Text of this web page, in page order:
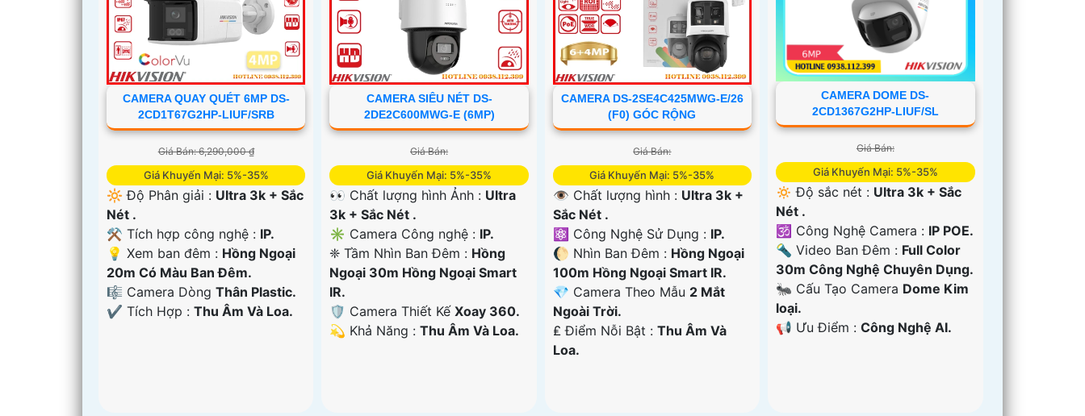
CAMERA QUAY QUÉT 6MP DS-
2CD1T67G2HP-LIUF/SRB
Giá Bán: 6,290,000 ₫
Giá Khuyến Mại: 5%-35%
🔆 Độ Phân giải : Ultra 3k + Sắc
Nét .
⚒ Tích hợp công nghệ : IP.
💡 Xem ban đêm : Hồng Ngoại
20m Có Màu Ban Ðêm.
🎼️ Camera Dòng Thân Plastic.
️✔️ Tích Hợp : Thu Âm Và Loa.
CAMERA SIÊU NÉT DS-
2DE2C600MWG-E (6MP)
Giá Bán:
Giá Khuyến Mại: 5%-35%
👀 Chất lượng hình Ảnh : Ultra
3k + Sắc Nét .
✳️ Camera Công nghệ : IP.
❈ Tầm Nhìn Ban Đêm : Hồng
Ngoại 30m Hồng Ngoại Smart
IR.
🛡 Camera Thiết KếXoay 360.
️💫 Khả Năng :Thu Âm Và Loa.
CAMERA DS-2SE4C425MWG-E/26
(F0) GÓC RỘNG
Giá Bán:
Giá Khuyến Mại: 5%-35%
👁 Chất lượng hình : Ultra 3k +
Sắc Nét .
⚛️ Công Nghệ Sử Dụng : IP.
🌔 Nhìn Ban Đêm : Hồng Ngoại
100m Hồng Ngoại Smart IR.
💎 Camera Theo Mẫu 2 Mắt
Ngoài Trời.
️₤ Điểm Nỗi Bật : Thu Âm Và
Loa.
CAMERA DOME DS-
2CD1367G2HP-LIUF/SL
Giá Bán:
Giá Khuyến Mại: 5%-35%
🔅 Độ sắc nét : Ultra 3k + Sắc
Nét .
🕉️ Công Nghệ Camera : IP POE.
🔦 Video Ban Đêm : Full Color
30m Công Nghệ Chuyên Dụng.
🐜 Cấu Tạo Camera Dome Kim
loại.
️📢 Ưu Điểm :Công Nghệ AI.